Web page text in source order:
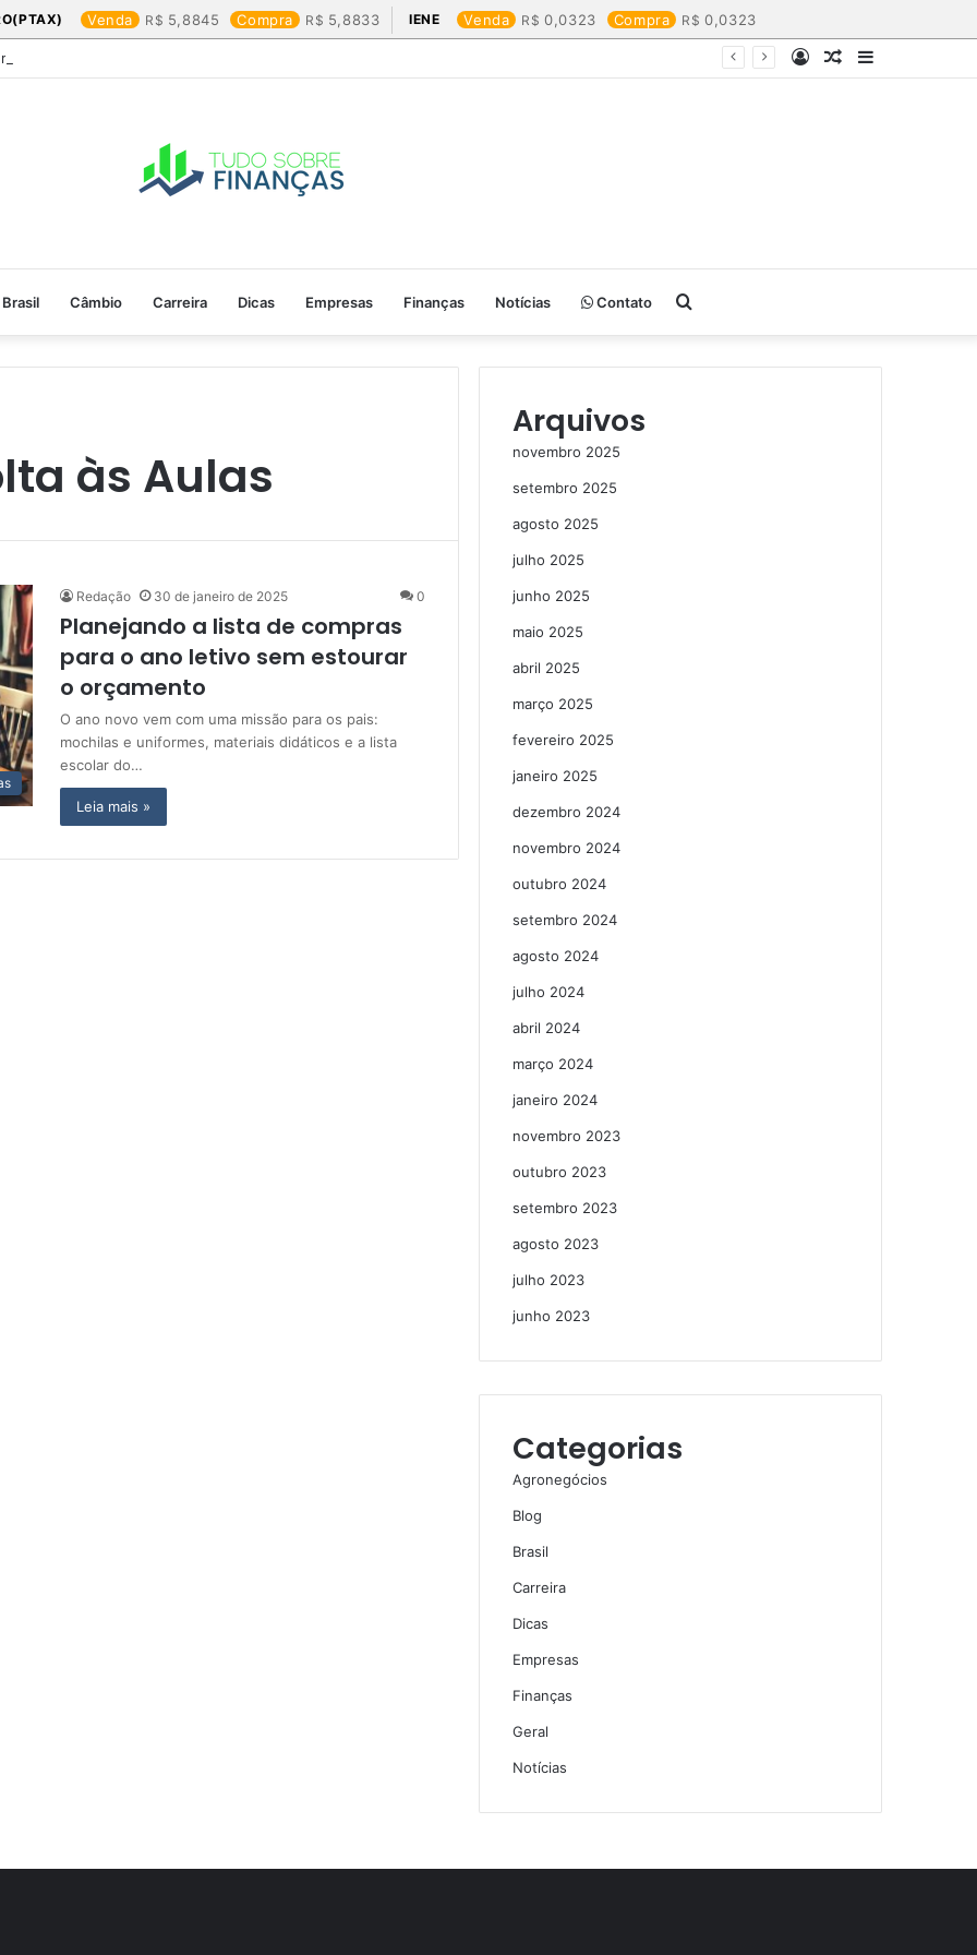
Venda 5,8845 Compra 5,8833 IENE Venda 0,0323 Compra 0,0323
os produtos que mais valem a pena
Barra
Artigo
Entrar
Brasil Câmbio Carreira Dicas Empresas Finanças Notícias Contato Procurar
por
às Aulas
Redação 30 de janeiro de 2025 0
Planejando a lista de compras
para o ano letivo sem estourar
o orçamento
O ano novo vem com uma missão para os pais:
mochilas e uniformes, materiais didáticos e a lista
escolar do…
Leia mais »
Arquivos
novembro 2025
setembro 2025
agosto 2025
julho 2025
junho 2025
maio 2025
abril 2025
março 2025
fevereiro 2025
janeiro 2025
dezembro 2024
novembro 2024
outubro 2024
setembro 2024
agosto 2024
julho 2024
abril 2024
março 2024
janeiro 2024
novembro 2023
outubro 2023
setembro 2023
agosto 2023
julho 2023
junho 2023
Categorias
Agronegócios
Blog
Brasil
Carreira
Dicas
Empresas
Finanças
Geral
Notícias